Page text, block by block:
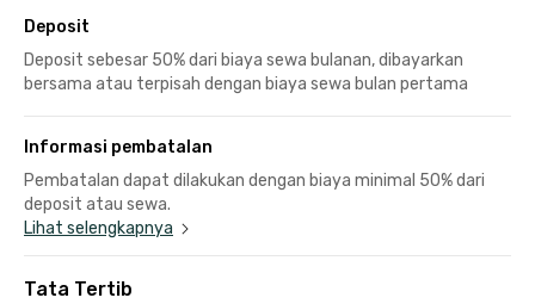
Deposit
Deposit sebesar 50% dari biaya sewa bulanan, dibayarkan
bersama atau terpisah dengan biaya sewa bulan pertama
Informasi pembatalan
Pembatalan dapat dilakukan dengan biaya minimal 50% dari
deposit atau sewa.
Lihat selengkapnya
Tata Tertib